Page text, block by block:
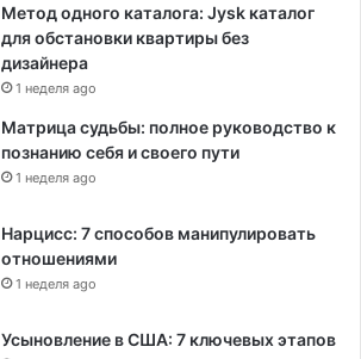
Метод одного каталога: Jysk каталог
для обстановки квартиры без
дизайнера
1 неделя ago
Матрица судьбы: полное руководство к
познанию себя и своего пути
1 неделя ago
Нарцисс: 7 способов манипулировать
отношениями
1 неделя ago
Усыновление в США: 7 ключевых этапов